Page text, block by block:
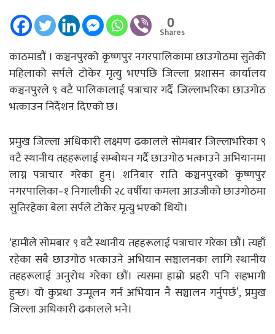
0
Shares
काठमाडौं । कञ्चनपुरको कृष्णपुर नगरपालिकामा छाउगोठमा सुतेकी
महिलाको सर्पले टोकेर मृत्यु भएपछि जिल्ला प्रशासन कार्यालय
कञ्चनपुरले ९ वटै पालिकालाई पत्राचार गर्दै जिल्लाभरिका छाउगोठ
भत्काउन निर्देशन दिएको छ।
प्रमुख जिल्ला अधिकारी लक्ष्मण ढकालले सोमबार जिल्लाभरिका ९
वटै स्थानीय तहहरूलाई सम्बोधन गर्दै छाउगोठ भत्काउने अभियानमा
लाग्न पत्राचार गरेका हुन्। शनिबार राति कञ्चनपुरको कृष्णपुर
नगरपालिका–१ निगालीकी २८ वर्षीया कमला आउजीको छाउगोठमा
सुतिरहेका बेला सर्पले टोकेर मृत्यु भएको थियो।
‘हामीले सोमबार ९ वटै स्थानीय तहहरूलाई पत्राचार गरेका छौं। त्यहाँ
रहेका सबै छाउगोठ भत्काउने अभियान सञ्चालनका लागि स्थानीय
तहहरूलाई अनुरोध गरेका छौं। त्यसमा हाम्रो प्रहरी पनि सहभागी
हुन्छ। यो कुप्रथा उन्मूलन गर्न अभियान नै सञ्चालन गर्नुपर्छ’, प्रमुख
जिल्ला अधिकारी ढकालले भने।